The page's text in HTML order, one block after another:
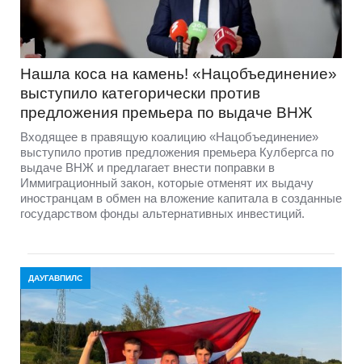
Нашла коса на камень! «Нацобъединение»
выступило категорически против
предложения премьера по выдаче ВНЖ
Входящее в правящую коалицию «Нацобъединение»
выступило против предложения премьера Кулбергса по
выдаче ВНЖ и предлагает внести поправки в
Иммиграционный закон, которые отменят их выдачу
иностранцам в обмен на вложение капитала в созданные
государством фонды альтернативных инвестиций.
ДАУГАВПИЛС